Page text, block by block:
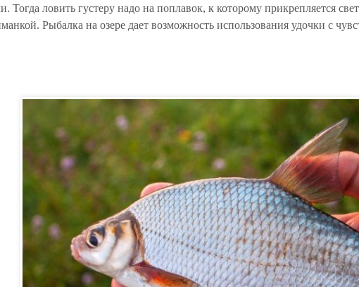
Тогда ловить густеру надо на поплавок, к которому прикрепляется
Рыбалка на озере дает возможность использования удочки с